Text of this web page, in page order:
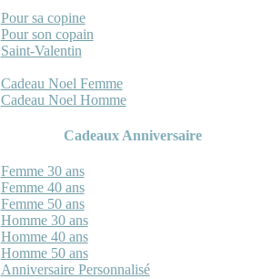
Pour sa copine
Pour son copain
Saint-Valentin
Cadeau Noel Femme
Cadeau Noel Homme
Cadeaux Anniversaire
Femme 30 ans
Femme 40 ans
Femme 50 ans
Homme 30 ans
Homme 40 ans
Homme 50 ans
Anniversaire Personnalisé